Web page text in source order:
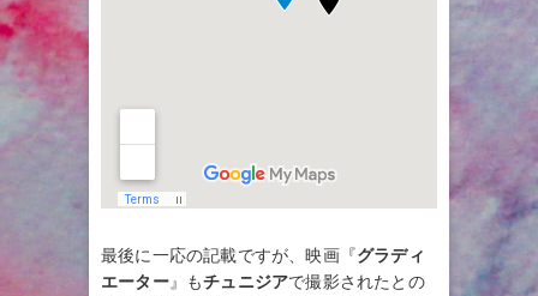
最後に一応の記載ですが、映画『グラディ
エーター』もチュニジアで撮影されたとの